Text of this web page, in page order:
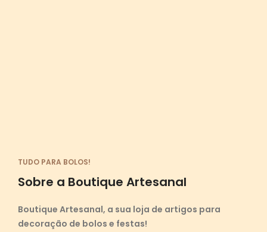
TUDO PARA BOLOS!
Sobre a Boutique Artesanal
Boutique Artesanal, a sua loja de artigos para
decoração de bolos e festas!